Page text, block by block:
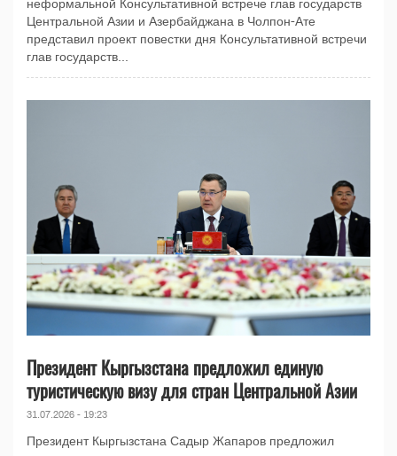
неформальной Консультативной встрече глав государств
Центральной Азии и Азербайджана в Чолпон-Ате
представил проект повестки дня Консультативной встречи
глав государств...
Президент Кыргызстана предложил единую
туристическую визу для стран Центральной Азии
31.07.2026 - 19:23
Президент Кыргызстана Садыр Жапаров предложил